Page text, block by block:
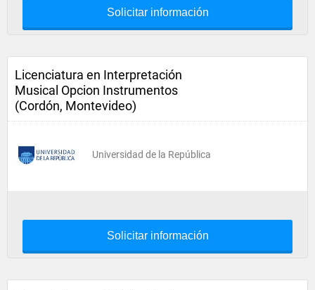
Solicitar información
Licenciatura en Interpretación
Musical Opcion Instrumentos
(Cordón, Montevideo)
Universidad de la República
Solicitar información